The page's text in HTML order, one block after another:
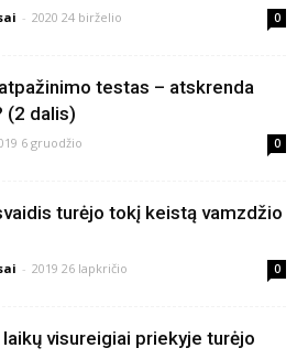
- 2020 24 birželio 0
testas – atskrenda
(2 dalis)
6 gruodžio 0
turėjo tokį keistą vamzdžio
- 2019 26 lapkričio 0
visureigiai priekyje turėjo